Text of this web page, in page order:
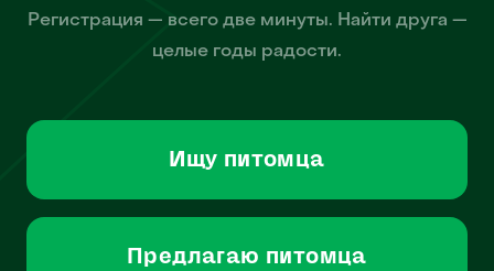
Регистрация — всего две минуты. Найти друга —
целые годы радости.
Ищу питомца
Предлагаю питомца